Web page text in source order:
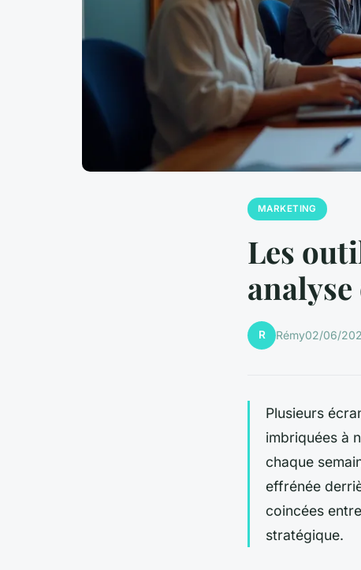
MARKETING
Les
R Rémy02/06/
Plusieurs
imbriquées à
chaque
effrénée
coincées
stratégique.